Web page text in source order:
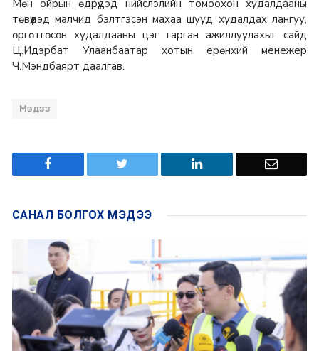
Мөн ойрын өдрүүдэд нийслэлийн томоохон худалдааны
төвүүдэд малчид бэлтгэсэн махаа шууд худалдах лангуу,
өргөтгөсөн худалдааны цэг гарган ажиллуулахыг сайд
Ц.Идэрбат Улаанбаатар хотын ерөнхий менежер
Ч.Мэндбаярт даалгав.
Мэдээ
САНАЛ БОЛГОХ МЭДЭЭ